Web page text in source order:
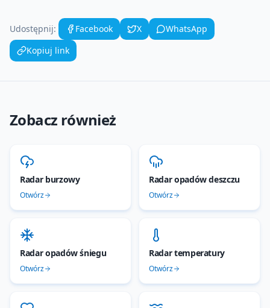
Udostępnij: Facebook X
WhatsApp
Kopiuj link
Zobacz również
Radar burzowy
Otwórz
Radar opadów deszczu
Otwórz
Radar opadów śniegu
Otwórz
Radar temperatury
Otwórz